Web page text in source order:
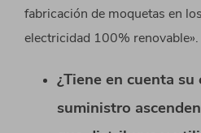
fabricación de moquetas en
electricidad 100% renovable».
¿Tiene en cuenta su
suministro